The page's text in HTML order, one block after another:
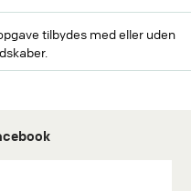
tilbydes med eller uden